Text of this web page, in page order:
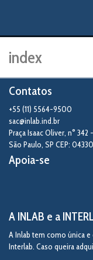
index
Contatos
+55 (11) 5564-9500
sac@inlab.ind.br
Praça Isaac Oliver, n° 342
São Paulo SP CEP:
Apoia-se
A INLAB e a
A Inlab tem como única
Interlab. Caso queira